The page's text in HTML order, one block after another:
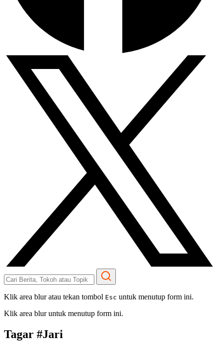
Klik area blur atau tekan tombol Esc untuk menutup form ini.
Klik area blur untuk menutup form ini.
Tagar #Jari